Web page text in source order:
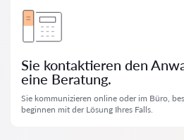
Sie kontaktieren den
eine Beratung.
Sie kommunizieren online oder im Büro,
beginnen mit der Lösung Ihres Falls.